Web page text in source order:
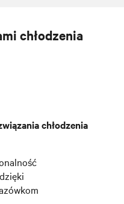
chłodzenia
chłodzenia